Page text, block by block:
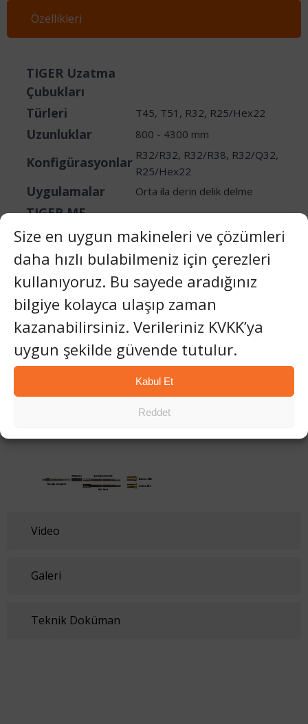
Size en uygun makineleri ve çözümleri
daha hızlı bulabilmeniz için çerezleri
kullanıyoruz. Bu sayede aradığınız
bilgiye kolayca ulaşıp zaman
kazanabilirsiniz. Verileriniz KVKK’ya
uygun şekilde güvende tutulur.
Kabul Et
Reddet
Özellikleri
Video
Galeri
Teknik Doküman
TIGER Uzatma
Çubukları
Türleri
T45, T51, R32, R25/Hex22
Uzunluklar 800 - 4300 mm
Konfigürasyonlar R32/R32, R32/R38, R32/Q32,
R25/Hex22
Uygulamalar Orta ila derin delik delme
TIGER MF
Çubuklar
Türleri
T45, T51
Uzunluklar 3660 mm
Özellikler
Azaltılmış diş aşınması,
iyileştirilmiş enerji transferi
TIGER Şaft
Adaptörleri
Türleri
Kaya delici ve uzatma çubuğu